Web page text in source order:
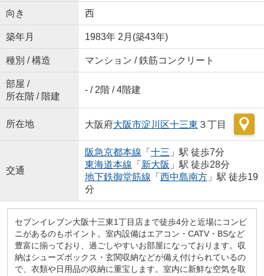
向き 西
築年月 1983年 2月(築43年)
種別 / 構造 マンション / 鉄筋コンクリート
部屋 /
所在階 / 階建
- / 2階 / 4階建
所在地 大阪府大阪市淀川区十三東 ３丁目
交通
阪急京都本線 「 十三 」駅 徒歩7分
東海道本線 「 新大阪 」駅 徒歩28分
地下鉄御堂筋線 「 西中島南方」駅 徒歩19
分
セブンイレブン大阪十三東1丁目店まで徒歩4分と近場にコンビ
ニがあるのもポイント。室内設備はエアコン・CATV・BSなど
豊富に揃っており、過ごしやすいお部屋になっております。収
納はシューズボックス・玄関収納などが備え付けられているの
で、衣類や日用品の収納に重宝します。室内に新鮮な空気を取